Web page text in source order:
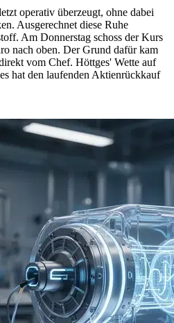
operativ überzeugt, ohne dabei
Ausgerechnet diese Ruhe
Am Donnerstag schoss der Kurs
nach oben. Der Grund dafür kam
vom Chef. Höttges' Wette auf
hat den laufenden Aktienrückkauf